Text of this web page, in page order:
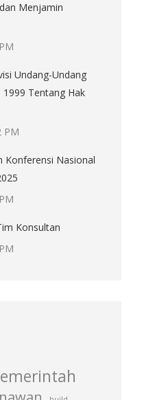
Menjamin
Undang-Undang
Tentang Hak
PM
Konferensi Nasional
Konsultan